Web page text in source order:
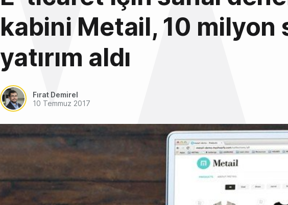
kabini Metail, 10 milyon
yatırım aldı
Fırat Demirel
10 Temmuz 2017